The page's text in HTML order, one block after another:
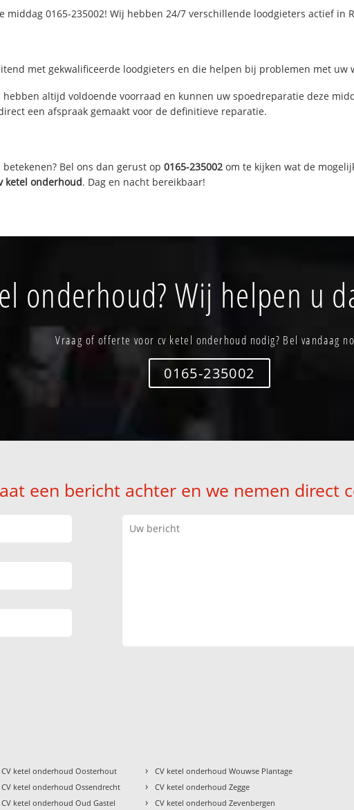
middag 0165-235002! Wij hebben 24/7 verschillende loodgieters actief in
met gekwalificeerde loodgieters en die helpen bij problemen met uw
hebben altijd voldoende voorraad en kunnen uw spoedreparatie deze
een afspraak gemaakt voor de definitieve reparatie.
Bel ons dan gerust op0165-235002 om te kijken wat de
ketel onderhoud. Dag en nacht bereikbaar!
onderhoud? Wij helpen u
Vraag of offerte voor cv ketel onderhoud nodig? Bel vandaag
0165-235002
een bericht achter en we nemen direct
CV ketel onderhoud Oosterhout
CV ketel onderhoud Ossendrecht
CV ketel onderhoud Oud Gastel
› CV ketel onderhoud Wouwse Plantage
› CV ketel onderhoud Zegge
› CV ketel onderhoud Zevenbergen